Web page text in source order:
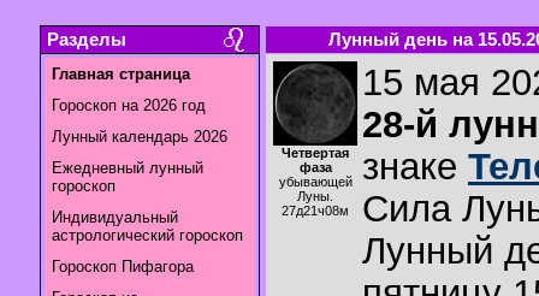
Разделы
Главная страница
Гороскоп на 2026 год
Лунный календарь 2026
Ежедневный лунный
гороскоп
Индивидуальный
астрологический гороскоп
Гороскоп Пифагора
Лунный день на
Четвертая
фаза
убывающей
Луны.
27д21ч08м
15 мая
28-й
знаке
Сила
Лунный